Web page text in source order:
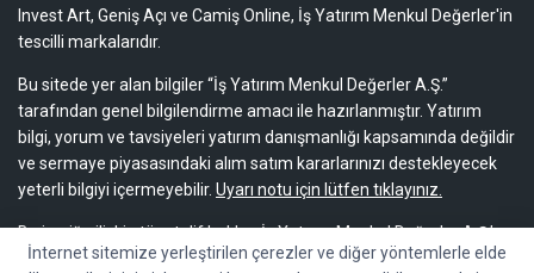
Invest Art, Geniş Açı ve Camiş Online, İş Yatırım Menkul Değerler'in
tescilli markalarıdır.
Bu sitede yer alan bilgiler “İş Yatırım Menkul Değerler A.Ş.”
tarafından genel bilgilendirme amacı ile hazırlanmıştır. Yatırım
bilgi, yorum ve tavsiyeleri yatırım danışmanlığı kapsamında değildir
ve sermaye piyasasındaki alım satım kararlarınızı destekleyecek
yeterli bilgiyi içermeyebilir. Uyarı notu için lütfen tıklayınız.
Bu içeriğe ilişkin tüm telif hakları İş Yatırım Menkul Değerler A.Ş.’ye
aittir. Bu içerik, açık iznimiz olmaksızın başkaları tarafından
İnternet sitemize yerleştirilen çerezler ve diğer yöntemlerle elde